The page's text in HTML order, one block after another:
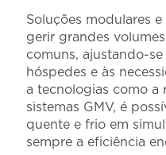
Soluções modulares
gerir grandes
comuns, ajustando-
hóspedes e às
a tecnologias como a
sistemas GMV, é
quente e frio em
sempre a eficiência